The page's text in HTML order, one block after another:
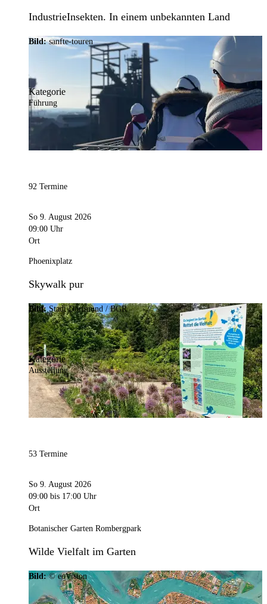
IndustrieInsekten. In einem unbekannten Land
Bild:sanfte-touren
Kategorie
Führung
92 Termine
So 9. August 2026
09:00 Uhr
Ort
Phoenixplatz
Skywalk pur
Bild: Stadt Dortmund / BGR
Kategorie
Ausstellung
53 Termine
So 9. August 2026
09:00 bis 17:00 Uhr
Ort
Botanischer Garten Rombergpark
Wilde Vielfalt im Garten
Bild:© eoVision